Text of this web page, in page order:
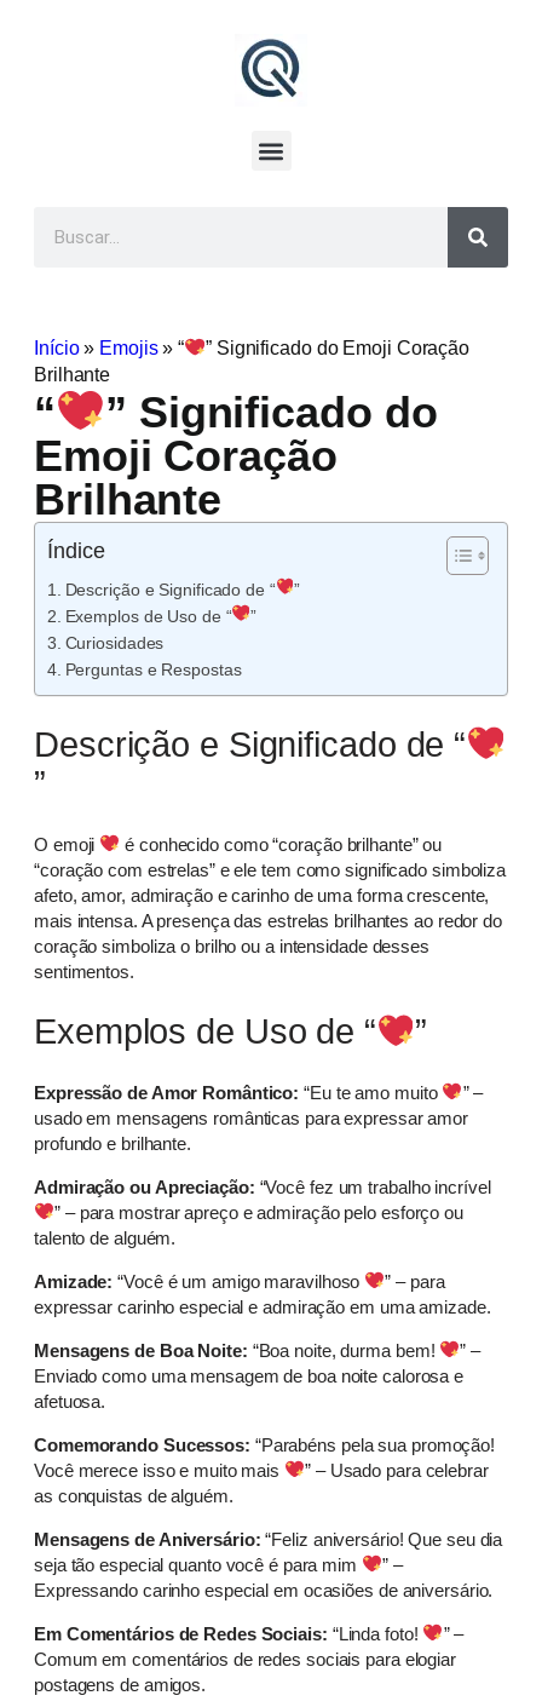
Início» Emojis»“
” Significado do Emoji Coração
Brilhante
“
” Significado do
Emoji Coração
Brilhante
Índice
Descrição e Significado de “
”
Exemplos de Uso de “
”
Curiosidades
Perguntas e Respostas
Descrição e Significado de “
”
O emoji
é conhecido como “coração brilhante” ou
“coração com estrelas” e ele tem como significado simboliza
afeto, amor, admiração e carinho de uma forma crescente,
mais intensa. A presença das estrelas brilhantes ao redor do
coração simboliza o brilho ou a intensidade desses
sentimentos.
Exemplos de Uso de “ ”
Expressão de Amor Romântico: “Eu te amo muito
” –
usado em mensagens românticas para expressar amor
profundo e brilhante.
Admiração ou Apreciação: “Você fez um trabalho incrível
” – para mostrar apreço e admiração pelo esforço ou
talento de alguém.
Amizade: “Você é um amigo maravilhoso
” – para
expressar carinho especial e admiração em uma amizade.
Mensagens de Boa Noite: “Boa noite, durma bem!
” –
Enviado como uma mensagem de boa noite calorosa e
afetuosa.
Comemorando Sucessos: “Parabéns pela sua promoção!
Você merece isso e muito mais
” – Usado para celebrar
as conquistas de alguém.
Mensagens de Aniversário: “Feliz aniversário! Que seu dia
seja tão especial quanto você é para mim
” –
Expressando carinho especial em ocasiões de aniversário.
Em Comentários de Redes Sociais: “Linda foto!
” –
Comum em comentários de redes sociais para elogiar
postagens de amigos.